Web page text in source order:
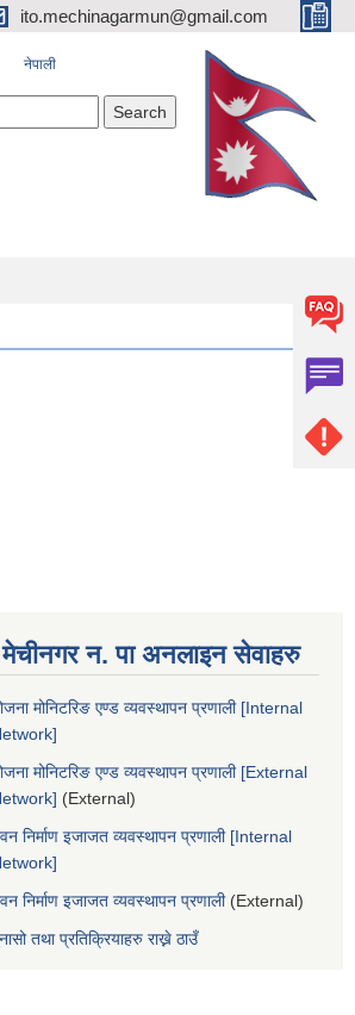
ito.mechinagarmun@gmail.com
नेपाली
मेचीनगर न. पा अनलाइन सेवाहरु
मोनिटरिङ एण्ड व्यवस्थापन प्रणाली [Internal
मोनिटरिङ एण्ड व्यवस्थापन प्रणाली [External
(External)
निर्माण इजाजत व्यवस्थापन प्रणाली [Internal
निर्माण इजाजत व्यवस्थापन प्रणाली(External)
तथा प्रतिक्रियाहरु राख्ने ठाउँ